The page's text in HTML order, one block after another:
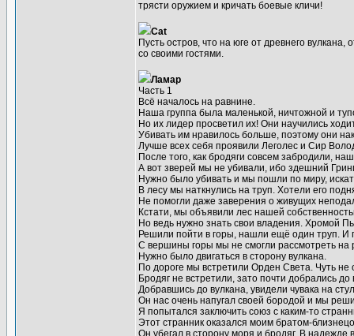
трясти оружием и кричать боевые кличи!
Cat
Пусть остров, что на юге от древнего
со своими гостями.
Ламар
Часть 1
Всё началось на равнине.
Наша группа была маленькой, ничтожной и
Но их лидер просветил их! Они научились
Убивать им нравилось больше, поэтому они
Лучше всех себя проявили Леголес и Сир
После того, как бродяги совсем забродили,
А вот зверей мы не убивали, ибо здешний
Нужно было убивать и мы пошли по миру,
В лесу мы наткнулись на труп. Хотели его
Не помогли даже заверения о живущих
Кстати, мы объявили лес нашей
Но ведь нужно знать свои владения. Хромой
Решили пойти в горы, нашли ещё один труп. И
С вершины горы мы не смогли рассмотреть на
Нужно было двигаться в сторону вулкана.
По дороге мы встретили Орден Света. Чуть не
Бродяг не встретили, зато почти добрались
Добравшись до вулкана, увидели чувака на
Он нас очень напугал своей бородой и мы
Я попытался заключить союз с каким-то
Этот странник оказался моим братом-
Он убегал в сторону моря и бродяг. В надежде